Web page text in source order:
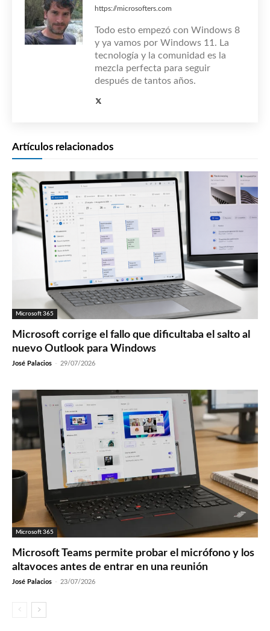
https://microsofters.com
Todo esto empezó con Windows 8
y ya vamos por Windows 11. La
tecnología y la comunidad es la
mezcla perfecta para seguir
después de tantos años.
Artículos relacionados
Microsoft 365
Microsoft corrige el fallo que dificultaba el salto al
nuevo Outlook para Windows
José Palacios - 29/07/2026
Microsoft 365
Microsoft Teams permite probar el micrófono y los
altavoces antes de entrar en una reunión
José Palacios - 23/07/2026